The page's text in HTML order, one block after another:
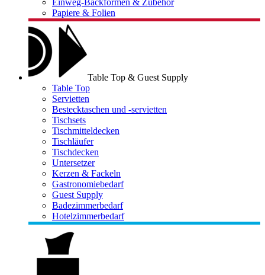
Einweg-Backformen & Zubehör
Papiere & Folien
Table Top & Guest Supply
Table Top
Servietten
Bestecktaschen und -servietten
Tischsets
Tischmitteldecken
Tischläufer
Tischdecken
Untersetzer
Kerzen & Fackeln
Gastronomiebedarf
Guest Supply
Badezimmerbedarf
Hotelzimmerbedarf